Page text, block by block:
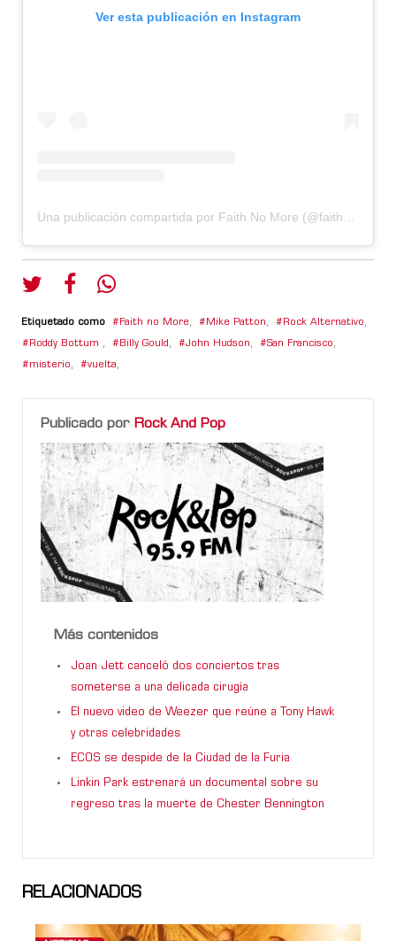
Ver esta publicación en Instagram
Etiquetado como Faith no More, Mike Patton, Rock Alternativo,
Roddy Bottum , Billy Gould , John Hudson, San Francisco,
misterio, vuelta,
Publicado por Rock And Pop
Más contenidos
Joan Jett canceló dos conciertos tras
someterse a una delicada cirugía
El nuevo video de Weezer que reúne a Tony Hawk
y otras celebridades
ECOS se despide de la Ciudad de la Furia
Linkin Park estrenará un documental sobre su
regreso tras la muerte de Chester Bennington
RELACIONADOS